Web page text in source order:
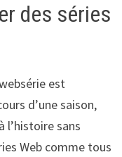
des séries
est
d’une saison,
l’histoire sans
Web comme tous